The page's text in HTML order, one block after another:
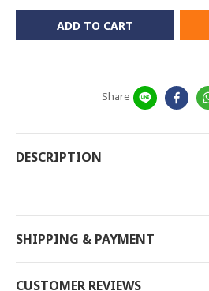
ADD TO CART
Share
DESCRIPTION
SHIPPING & PAYMENT
CUSTOMER REVIEWS